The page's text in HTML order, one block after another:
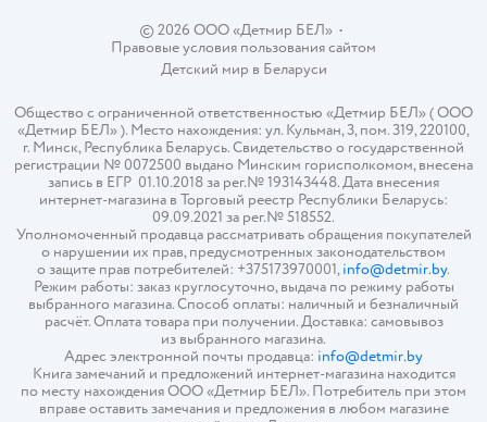
© 2026 ООО «Детмир БЕЛ»•
Правовые условия пользования сайтом
Детский мир в Беларуси
Общество с ограниченной ответственностью «Детмир БЕЛ» ( ООО
«Детмир БЕЛ» ). Место нахождения: ул. Кульман, 3, пом. 319, 220100,
г. Минск, Республика Беларусь. Свидетельство о государственной
регистрации № 0072500 выдано Минским горисполкомом, внесена
запись в ЕГР 01.10.2018 за рег.№ 193143448. Дата внесения
интернет-магазина в Торговый реестр Республики Беларусь:
09.09.2021 за рег.№ 518552.
Уполномоченный продавца рассматривать обращения покупателей
о нарушении их прав, предусмотренных законодательством
о защите прав потребителей: +375173970001,info@detmir.by.
Режим работы: заказ круглосуточно, выдача по режиму работы
выбранного магазина. Способ оплаты: наличный и безналичный
расчёт. Оплата товара при получении. Доставка: самовывоз
из выбранного магазина.
Адрес электронной почты продавца: info@detmir.by
Книга замечаний и предложений интернет-магазина находится
по месту нахождения ООО «Детмир БЕЛ». Потребитель при этом
вправе оставить замечания и предложения в любом магазине